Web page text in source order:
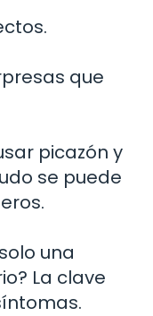
que
picazón y
se puede
una
La clave